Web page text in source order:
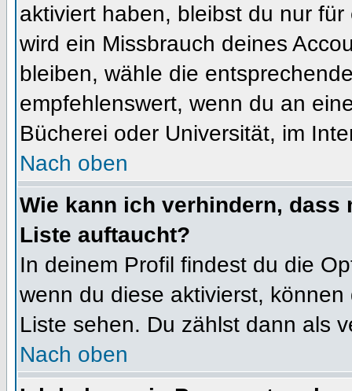
aktiviert haben, bleibst du nur
wird ein Missbrauch deines
bleiben, wähle die
empfehlenswert, wenn du an
Bücherei oder Universität, im
Nach oben
Wie kann ich verhindern, dass
Liste auftaucht?
In deinem Profil findest du die
wenn du diese aktivierst,
Liste sehen. Du zählst dann als
Nach oben